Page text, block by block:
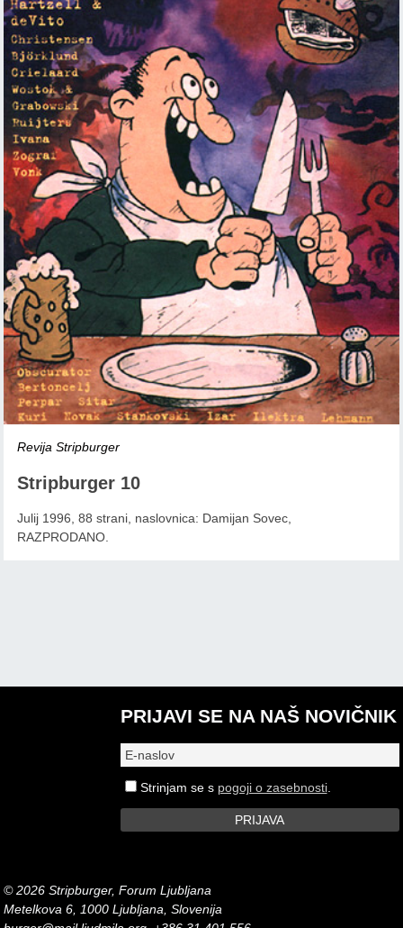
Revija Stripburger
Stripburger 10
Julij 1996, 88 strani, naslovnica: Damijan Sovec,
RAZPRODANO.
PRIJAVI SE NA NAŠ NOVIČNIK
Strinjam se s pogoji o zasebnosti.
© 2026 Stripburger, Forum Ljubljana
Metelkova 6, 1000 Ljubljana, Slovenija